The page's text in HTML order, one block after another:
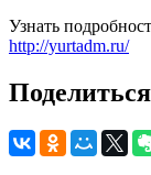
Узнать
http://yurtadm.ru/